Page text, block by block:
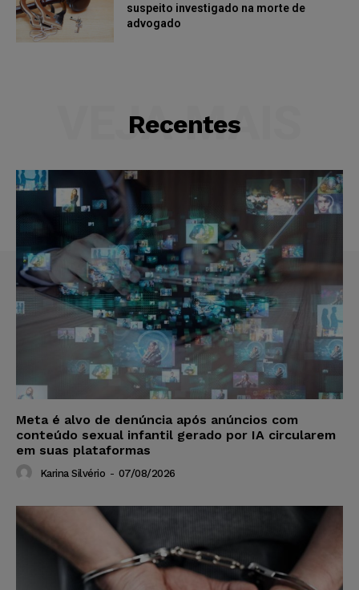
suspeito investigado na morte de
advogado
Recentes
VEJA MAIS
Meta é alvo de denúncia após anúncios com
conteúdo sexual infantil gerado por IA circularem
em suas plataformas
Karina Silvério - 07/08/2026